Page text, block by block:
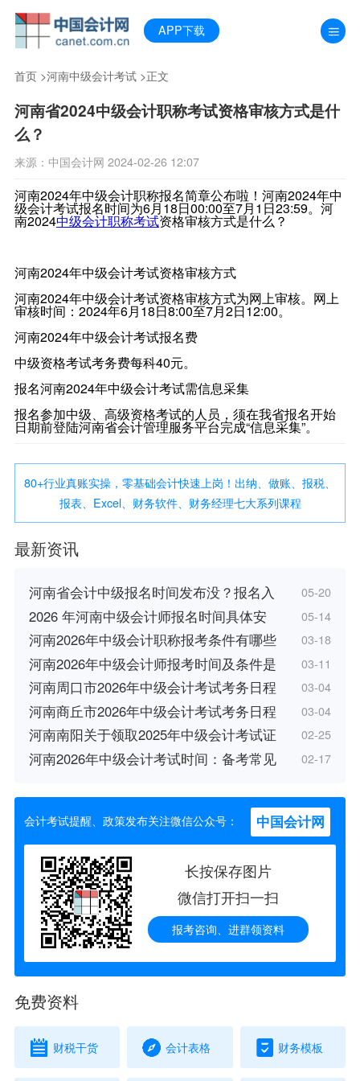
APP下载
首页>河南中级会计考试>正文
河南省2024中级会计职称考试资格审核方式是什
么？
来源：中国会计网 2024-02-26 12:07
河南2024年中级会计职称报名简章公布啦！河南2024年中
级会计考试报名时间为6月18日00:00至7月1日23:59。河
南2024中级会计职称考试资格审核方式是什么？
河南2024年中级会计考试资格审核方式
河南2024年中级会计考试资格审核方式为网上审核。网上
审核时间：2024年6月18日8:00至7月2日12:00。
河南2024年中级会计考试报名费
中级资格考试考务费每科40元。
报名河南2024年中级会计考试需信息采集
报名参加中级、高级资格考试的人员，须在我省报名开始
日期前登陆河南省会计管理服务平台完成“信息采集”。
80+行业真账实操，零基础会计快速上岗！出纳、做账、报税、
报表、Excel、财务软件、财务经理七大系列课程
最新资讯
河南省会计中级报名时间发布没？报名入 05-20
2026 年河南中级会计师报名时间具体安 05-14
河南2026年中级会计职称报考条件有哪些 03-18
河南2026年中级会计师报考时间及条件是 03-11
河南周口市2026年中级会计考试考务日程 03-04
河南商丘市2026年中级会计考试考务日程 03-04
河南南阳关于领取2025年中级会计考试证 02-25
河南2026年中级会计考试时间：备考常见 02-17
会计考试提醒、政策发布关注微信公众号： 中国会计网
长按保存图片
微信打开扫一扫
报考咨询、进群领资料
免费资料
财税干货 会计表格 财务模板